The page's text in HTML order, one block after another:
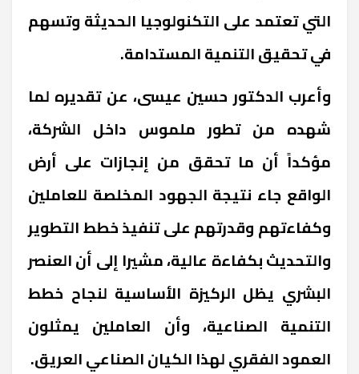
التي تعتمد على التكنولوجيا الحديثة وتسهم
في تحقيق التنمية المستدامة.
وأعرب الدكتور حسين عيسى، عن تقديره لما
شهده من تطور ملموس داخل الشركة،
مؤكداً أن ما تحقق من إنجازات على أرض
الواقع جاء نتيجة الجهود المخلصة للعاملين
وكفاءتهم وقدرتهم على تنفيذ خطط التطوير
والتحديث بكفاءة عالية، مشيرا إلى أن العنصر
البشري يظل الركيزة الأساسية لنجاح خطط
التنمية الصناعية، وأن العاملين يمثلون
العمود الفقري لهذا الكيان الصناعي العريق.